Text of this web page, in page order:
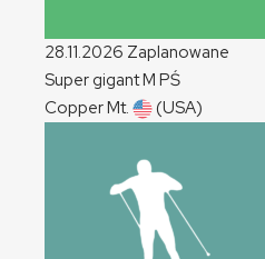
28.11.2026 Zaplanowane
Super gigantM PŚ
Copper Mt.
(USA)